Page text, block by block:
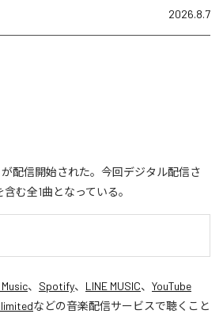
2026.8.7
が配信開始された。今回デジタル配信さ
む全1曲となっている。
、 Spotify、 LINE MUSIC、 YouTube
などの音楽配信サービスで聴くこと